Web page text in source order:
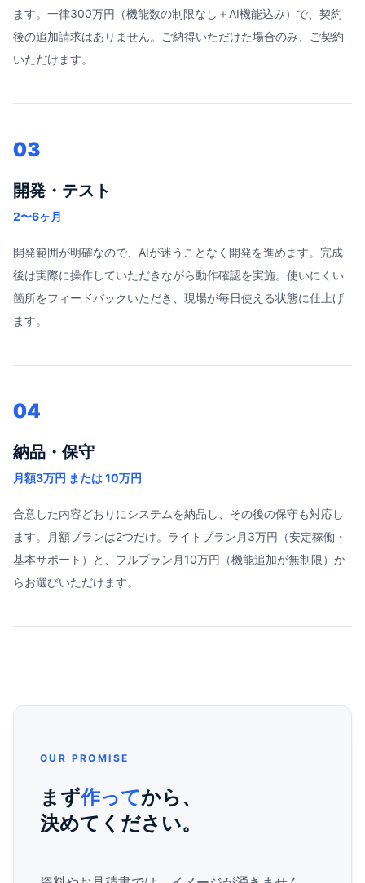
ます。一律300万円（機能数の制限なし＋AI機能込み）で、契約
後の追加請求はありません。ご納得いただけた場合のみ、ご契約
いただけます。
03
開発・テスト
2〜6ヶ月
開発範囲が明確なので、AIが迷うことなく開発を進めます。完成
後は実際に操作していただきながら動作確認を実施。使いにくい
箇所をフィードバックいただき、現場が毎日使える状態に仕上げ
ます。
04
納品・保守
月額3万円 または 10万円
合意した内容どおりにシステムを納品し、その後の保守も対応し
ます。月額プランは2つだけ。ライトプラン月3万円（安定稼働・
基本サポート）と、フルプラン月10万円（機能追加が無制限）か
らお選びいただけます。
OUR PROMISE
まず作ってから、
決めてください。